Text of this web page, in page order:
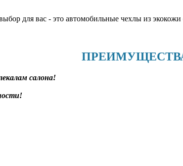
для вас - это автомобильные чехлы из
салона!